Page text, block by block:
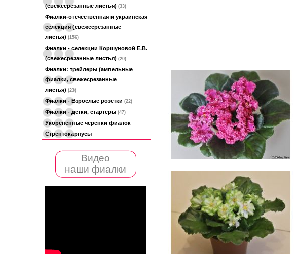
(свежесрезанные листья) (33)
Фиалки-отечественная и украинская
селекция (свежесрезанные
листья) (156)
Фиалки - селекции Коршуновой Е.В.
(свежесрезанные листья) (20)
Фиалки: трейлеры (ампельные
фиалки, свежесрезанные
листья) (23)
Фиалки - Взрослые розетки (22)
Фиалки - детки, стартеры (47)
Укорененные черенки фиалок
Стрептокарпусы
Видео
наши фиалки